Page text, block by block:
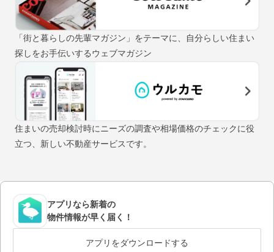
「街と暮らしの先輩マガジン」をテーマに、自分らしい住まい
探しをお手伝いするウェブマガジン
住まいの売却検討時にニーズの調査や相場価格のチェックに役
立つ、新しい不動産サービスです。
アプリなら新着の
物件情報が早く届く！
アプリをダウンロードする